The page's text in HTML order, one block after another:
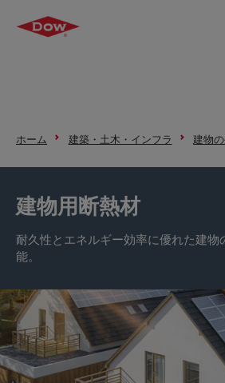
ホーム 建築・土木・インフラ 建物
建物用断熱材
耐久性とエネルギー効率に優れた建物
能。